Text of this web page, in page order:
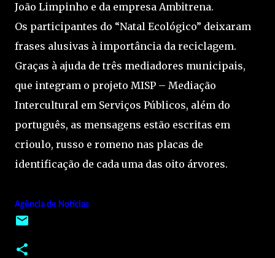
João Limpinho e da empresa Ambitrena.
Os participantes do “Natal Ecológico” deixaram
frases alusivas à importância da reciclagem.
Graças à ajuda de três mediadores municipais,
que integram o projeto MISP – Mediação
Intercultural em Serviços Públicos, além do
português, as mensagens estão escritas em
crioulo, russo e romeno nas placas de
identificação de cada uma das oito árvores.
Agência de Notícias